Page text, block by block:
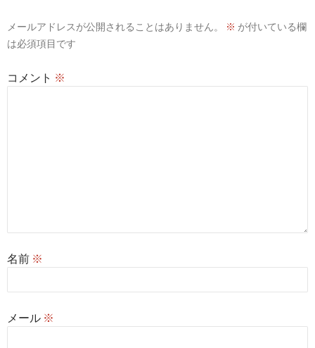
ョ
メールアドレスが公開されることはありません。 ※ が付いている欄
は必須項目です
コメント ※
名前 ※
メール ※